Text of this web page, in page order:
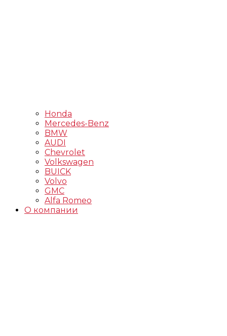
Honda
Mercedes-Benz
BMW
AUDI
Chevrolet
Volkswagen
BUICK
Volvo
GMC
Alfa Romeo
О компании